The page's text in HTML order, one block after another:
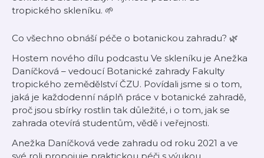
tropického skleníku. 🌱
Co všechno obnáší péče o botanickou zahradu? 🌿
Hostem nového dílu podcastu Ve skleníku je Anežka
Daníčková – vedoucí Botanické zahrady Fakulty
tropického zemědělství ČZU. Povídali jsme si o tom,
jaká je každodenní náplň práce v botanické zahradě,
proč jsou sbírky rostlin tak důležité, i o tom, jak se
zahrada otevírá studentům, vědě i veřejnosti.
Anežka Daníčková vede zahradu od roku 2021 a ve